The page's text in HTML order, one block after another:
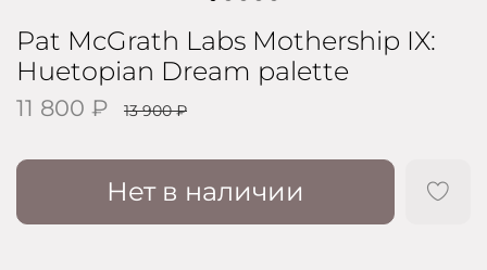
Pat McGrath Labs Mothership IX:
Huetopian Dream palette
11 800 ₽ 13 900 ₽
Нет в наличии